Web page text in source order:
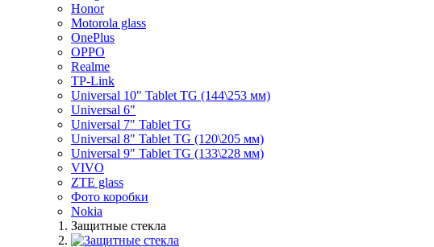
Honor
Motorola glass
OnePlus
OPPO
Realme
TP-Link
Universal 10" Tablet TG (144\253 мм)
Universal 6"
Universal 7" Tablet TG
Universal 8" Tablet TG (120\205 мм)
Universal 9" Tablet TG (133\228 мм)
VIVO
ZTE glass
Фото коробки
Nokia
Защитные стекла